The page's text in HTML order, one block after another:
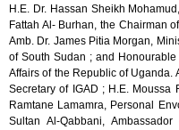
H.E. Dr. Hassan Sheikh
Fattah Al- Burhan, the Chairman
Amb. Dr. James Pitia Morgan,
of South Sudan ; and
Affairs of the Republic of Uganda.
Secretary of IGAD ; H.E. Moussa
Ramtane Lamamra, Personal
Sultan Al-Qabbani,